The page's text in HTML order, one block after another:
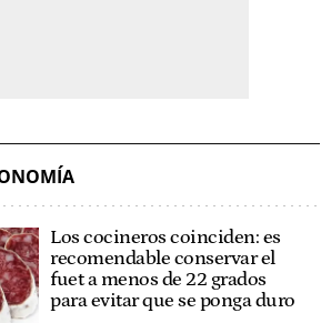
Los cocineros coinciden: es
recomendable conservar el
fuet a menos de 22 grados
para evitar que se ponga duro